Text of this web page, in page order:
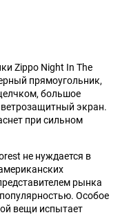
Zippo Night In The
прямоугольник,
большое
экран.
при сильном
не нуждается в
рынка
Особое
вещи испытает